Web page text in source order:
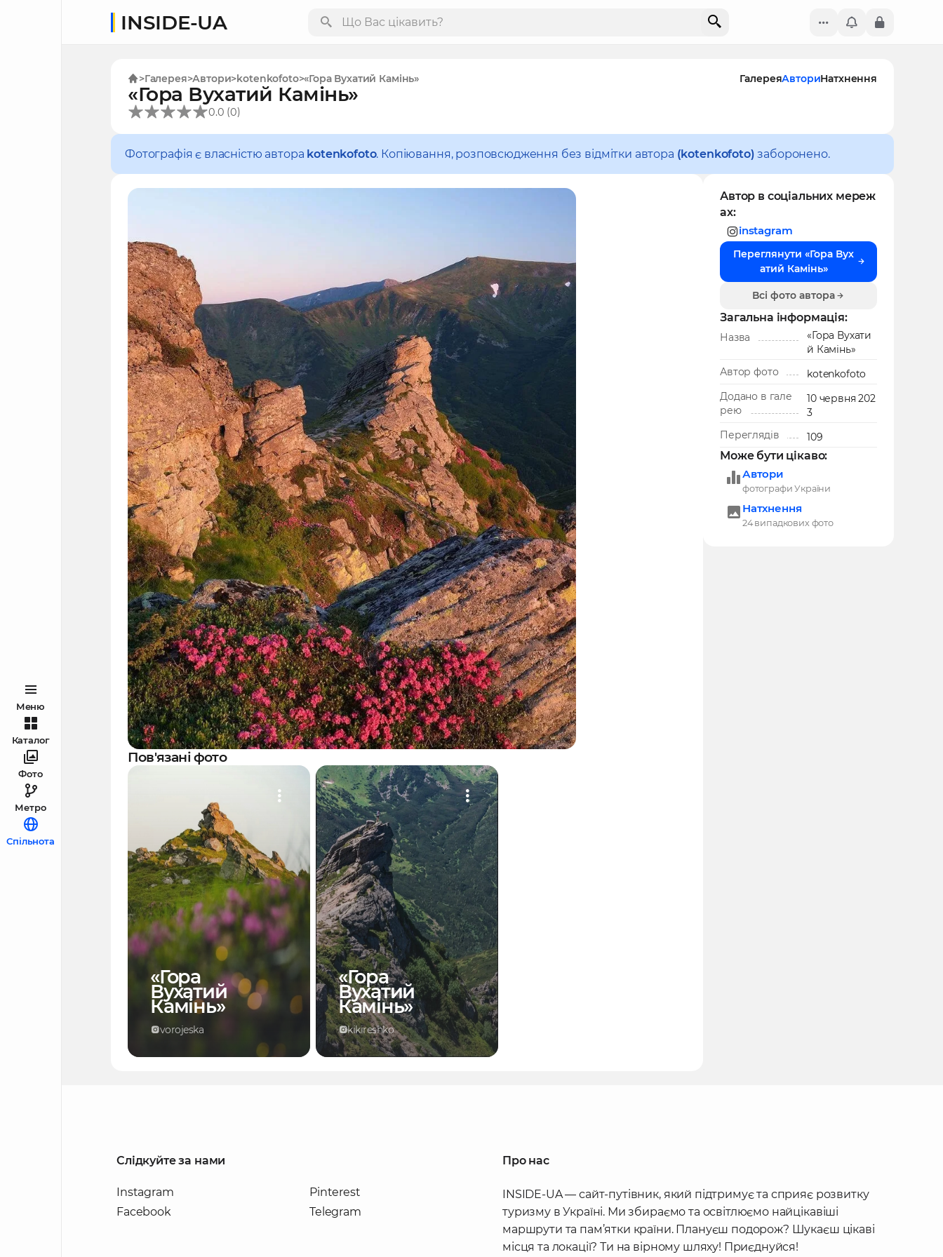
Меню
Каталог
Фото
Метро
Спільнота
INSIDE-UA
Галерея Автори kotenkofoto «Гора Вухатий Камінь» ГалереяАвториНатхнення
«Гора Вухатий Камінь»
0.0 (0)
Фотографія є власністю автора kotenkofoto. Копіювання, розповсюдження без відмітки автора (kotenkofoto) заборонено.
Пов'язані фото
«Гора
Вухатий
Камінь»
vorojeska
«Гора
Вухатий
Камінь»
kikireshko
Автор в соціальних мереж
ах:
instagram
Переглянути «Гора Вух
атий Камінь»
Всі фото автора
Загальна інформація:
Назва
«Гора Вухати
й Камінь»
Автор фото
kotenkofoto
Додано в гале
рею
10 червня 202
3
Переглядів
109
Може бути цікаво:
Автори
фотографи України
Натхнення
24 випадкових фото
Слідкуйте за нами
Instagram
Facebook
Pinterest
Telegram
Про нас
INSIDE-UA — сайт-путівник, який підтримує та сприяє розвитку
туризму в Україні. Ми збираємо та освітлюємо найцікавіші
маршрути та пам’ятки країни. Плануєш подорож? Шукаєш цікаві
місця та локації? Ти на вірному шляху! Приєднуйся!